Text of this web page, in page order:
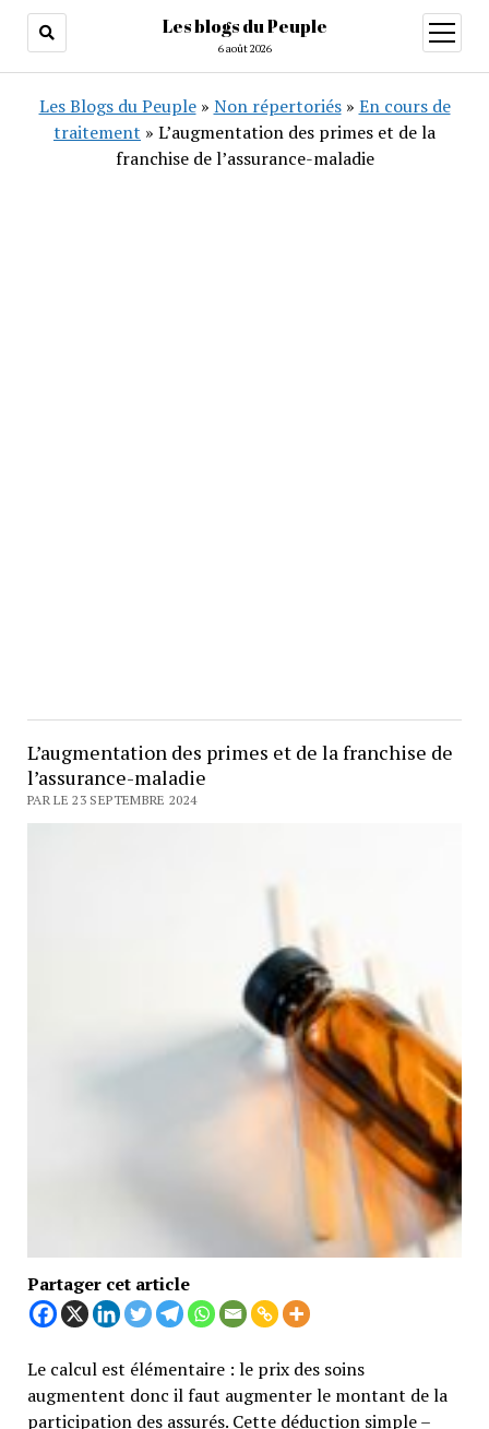
Les blogs du Peuple
6 août 2026
ouvrir
menu
Les Blogs du Peuple» Non répertoriés» En cours de
traitement » L’augmentation des primes et de la
franchise de l’assurance-maladie
L’augmentation des primes et de la franchise de
l’assurance-maladie
PAR LE 23 SEPTEMBRE 2024
Partager cet article
Le calcul est élémentaire : le prix des soins
augmentent donc il faut augmenter le montant de la
participation des assurés. Cette déduction simple –